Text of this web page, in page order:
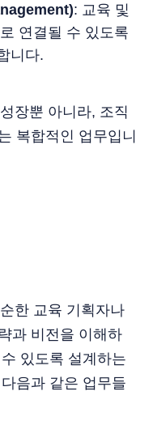
: 교육 및
연결될 수 있도록
니다.
장뿐 아니라, 조직
복합적인 업무입니
한 교육 기획자나
과 비전을 이해하
있도록 설계하는
음과 같은 업무들